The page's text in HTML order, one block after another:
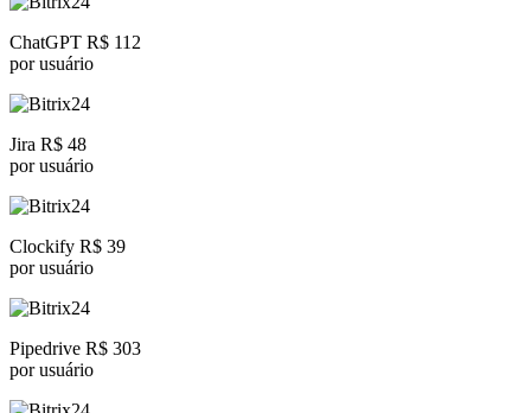
ChatGPT R$ 112
por usuário
Jira R$ 48
por usuário
Clockify R$ 39
por usuário
Pipedrive R$ 303
por usuário